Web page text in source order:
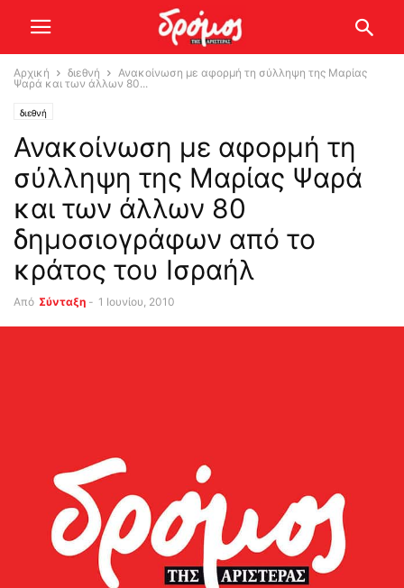
Αρχική διεθνή
Ανακοίνωση με αφορμή τη σύλληψη της Μαρίας
Ψαρά και των άλλων 80...
διεθνή
Ανακοίνωση με αφορμή τη
σύλληψη της Μαρίας Ψαρά
και των άλλων 80
δημοσιογράφων από το
κράτος του Ισραήλ
Από Σύνταξη - 1 Ιουνίου, 2010